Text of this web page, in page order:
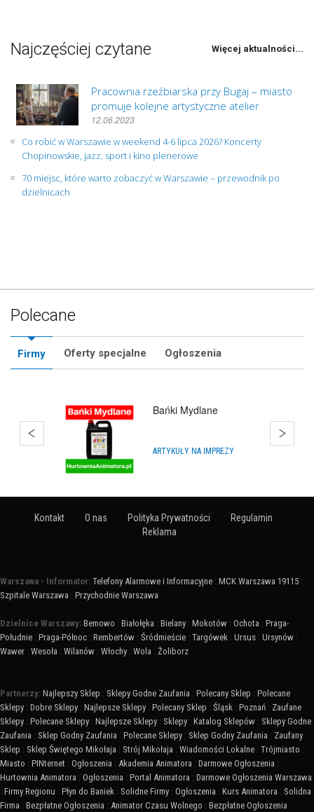
Najczęściej czytane Więcej aktualności...
Pracownia rzeźbiarska przy Bugaj – miasto
promuje kolejne artystyczne atelier
12.06.2023
Co robić w Warszawie w weekend 4-6 lipca 2026? Koncerty
Chopinowskie, jazz, sport i kino plenerowe
70 miejsc, które warto zobaczyć w Warszawie – przewodnik po
dzielnicach
Polecane
Firmy Oferty specjalne Ogłoszenia
Bańki Mydlane
ARTYKUŁY NA IMPREZY
Kontakt O nas Polityka Prywatności
Regulamin
Reklama
Warszawa - Informator: Telefony Alarmowe i Informacyjne : MCK Warszawa 19115 :
Szpitale Warszawa : Przychodnie Warszawa
Dzielnice Warszawy: Bemowo : Białołęka : Bielany : Mokotów : Ochota : Praga-
Południe : Praga-Północ : Rembertów : Śródmieście : Targówek : Ursus : Ursynów :
Wawer : Wesoła : Wilanów : Włochy : Wola : Żoliborz
Partnerzy: Najlepszy Sklep : Sklepy Godne Zaufania : Polecany Sklep : Polecane
Sklepy : Dobre Sklepy : Najlepsze Sklepy : Polecany Sklep : Śląsk : Poznań : Zaufane
Sklepy : Polecane Sklepy : Najlepsze Sklepy : Sklepy : Katalog Sklepów : Sklepy Godne
Zaufania : Sklep Godny Zaufania : Polecane Sklepy : Sklep Godny Zaufania : Zaufany
Sklep : Sklep Świętego Mikołaja : Strój Mikołaja : Wiadomości Lokalne : Trójmiasto :
Miasto : PINternet : Ogłoszenia : Akademia Animatora : Darmowe Ogłoszenia :
Hurtownia Animatora : Ogłoszenia : Portal Animatora : Darmowe Ogłoszenia Warszawa
: Firmy Regionu : Płyn do Baniek : Solidne Firmy : Ogłoszenia : Kurs Animatora : Solidna
Firma : Bezpłatne Ogłoszenia : Animator Czasu Wolnego : Bezpłatne Ogłoszenia